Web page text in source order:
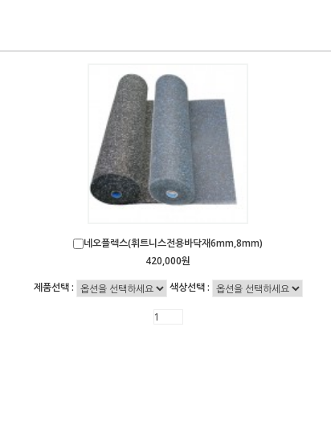
네오플렉스(휘트니스전용바닥재6mm,8mm)
420,000원
제품선택 :
색상선택 :